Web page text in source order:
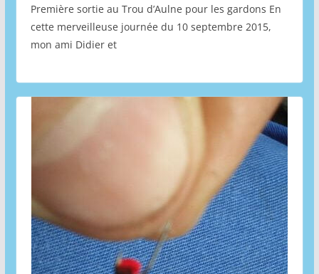
Première sortie au Trou d’Aulne pour les gardons En
cette merveilleuse journée du 10 septembre 2015,
mon ami Didier et